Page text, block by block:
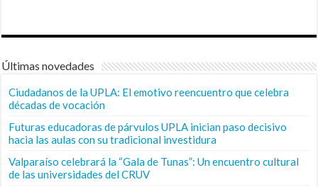
Últimas novedades
Ciudadanos de la UPLA: El emotivo reencuentro que celebra
décadas de vocación
Futuras educadoras de párvulos UPLA inician paso decisivo
hacia las aulas con su tradicional investidura
Valparaíso celebrará la “Gala de Tunas”: Un encuentro cultural
de las universidades del CRUV